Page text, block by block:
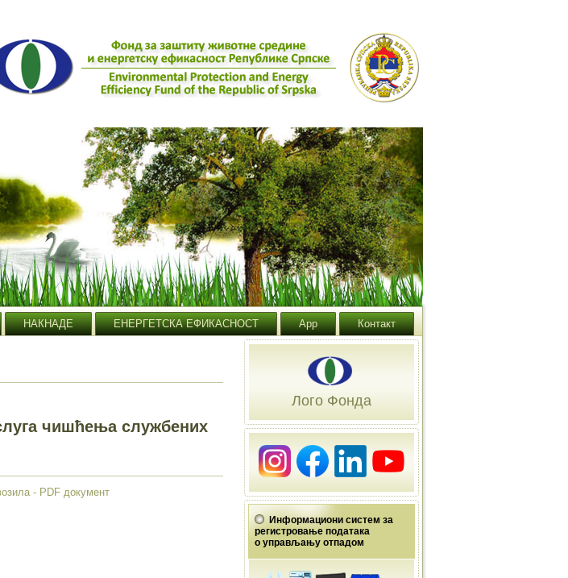
НАКНАДЕ ЕНЕРГЕТСКА ЕФИКАСНОСТ App Контакт
чишћења службених
- PDF документ
Лого Фонда
Информациони систем за
регистровање података
о управљању отпадом